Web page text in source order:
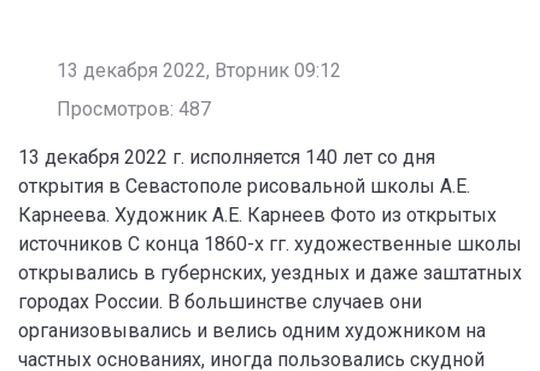
13 декабря 2022, Вторник 09:12
Просмотров: 487
13 декабря 2022 г. исполняется 140 лет со дня
открытия в Севастополе рисовальной школы А.Е.
Карнеева. Художник А.Е. Карнеев Фото из открытых
источников С конца 1860-х гг. художественные школы
открывались в губернских, уездных и даже заштатных
городах России. В большинстве случаев они
организовывались и велись одним художником на
частных основаниях, иногда пользовались скудной